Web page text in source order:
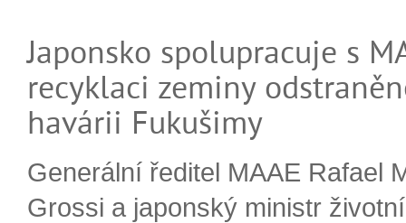
Japonsko spolupracuje s
recyklaci zeminy
havárii Fukušimy
Generální ředitel MAAE Rafael
Grossi a japonský ministr